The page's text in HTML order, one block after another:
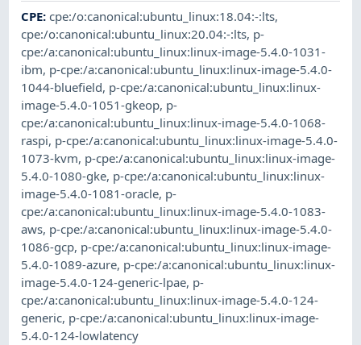
CPE:cpe:/o:canonical:ubuntu_linux:18.04:-:lts,
cpe:/o:canonical:ubuntu_linux:20.04:-:lts, p-
cpe:/a:canonical:ubuntu_linux:linux-image-5.4.0-1031-
ibm, p-cpe:/a:canonical:ubuntu_linux:linux-image-5.4.0-
1044-bluefield, p-cpe:/a:canonical:ubuntu_linux:linux-
image-5.4.0-1051-gkeop, p-
cpe:/a:canonical:ubuntu_linux:linux-image-5.4.0-1068-
raspi, p-cpe:/a:canonical:ubuntu_linux:linux-image-5.4.0-
1073-kvm, p-cpe:/a:canonical:ubuntu_linux:linux-image-
5.4.0-1080-gke, p-cpe:/a:canonical:ubuntu_linux:linux-
image-5.4.0-1081-oracle, p-
cpe:/a:canonical:ubuntu_linux:linux-image-5.4.0-1083-
aws, p-cpe:/a:canonical:ubuntu_linux:linux-image-5.4.0-
1086-gcp, p-cpe:/a:canonical:ubuntu_linux:linux-image-
5.4.0-1089-azure, p-cpe:/a:canonical:ubuntu_linux:linux-
image-5.4.0-124-generic-lpae, p-
cpe:/a:canonical:ubuntu_linux:linux-image-5.4.0-124-
generic, p-cpe:/a:canonical:ubuntu_linux:linux-image-
5.4.0-124-lowlatency